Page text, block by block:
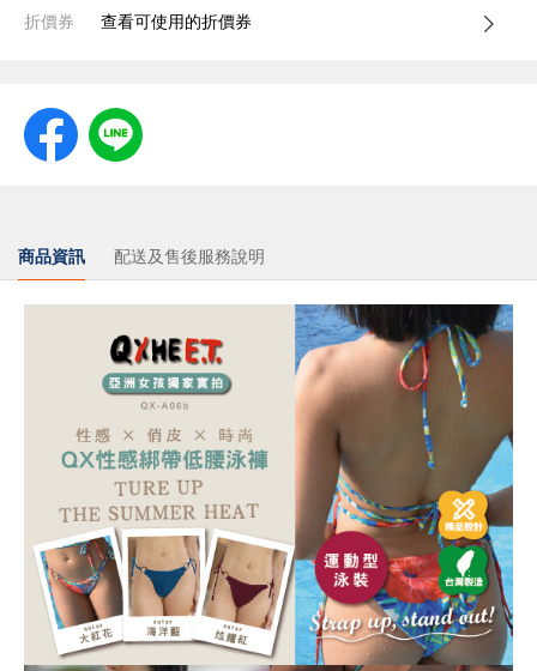
折價券 查看可使用的折價券
商品資訊 配送及售後服務說明